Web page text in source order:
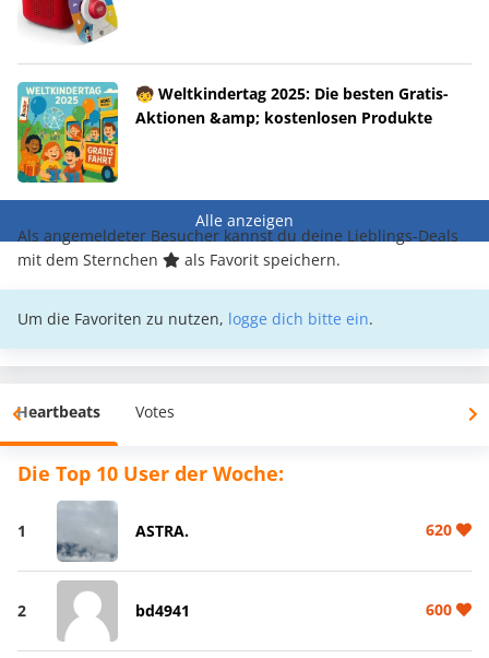
🧒 Weltkindertag 2025: Die besten Gratis-
Aktionen &amp; kostenlosen Produkte
Alle anzeigen
Als angemeldeter Besucher kannst du deine Lieblings-Deals
mit dem Sternchen
als Favorit speichern.
Um die Favoriten zu nutzen, logge dich bitte ein.
Heartbeats Votes
Die Top 10 User der Woche:
1 ASTRA. 620
2 bd4941 600